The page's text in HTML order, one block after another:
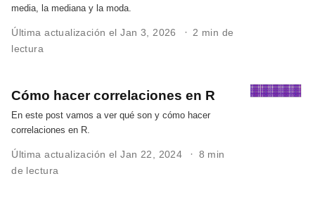
media, la mediana y la moda.
Última actualización el Jan 3, 2026
2 min de
lectura
Cómo hacer correlaciones en R
En este post vamos a ver qué son y cómo hacer
correlaciones en R.
Última actualización el Jan 22, 2024
8 min
de lectura